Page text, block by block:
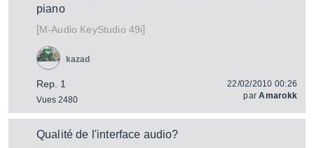
piano
[M-Audio KeyStudio 49i]
Rep. 1
Vues 2480
kazad
22/02/2010 00:26
parAmarokk
Qualité de l'interface audio?